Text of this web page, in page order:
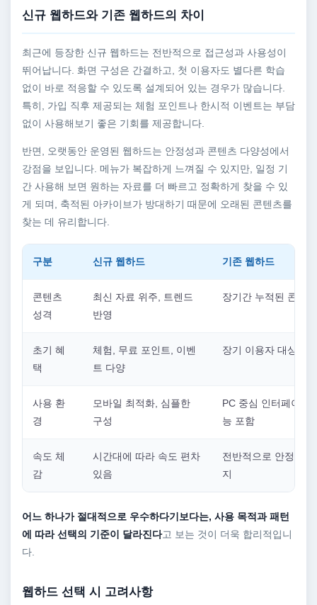
신규 웹하드와 기존 웹하드의 차이
최근에 등장한 신규 웹하드는 전반적으로 접근성과 사용성이
뛰어납니다. 화면 구성은 간결하고, 첫 이용자도 별다른 학습
없이 바로 적응할 수 있도록 설계되어 있는 경우가 많습니다.
특히, 가입 직후 제공되는 체험 포인트나 한시적 이벤트는 부담
없이 사용해보기 좋은 기회를 제공합니다.
반면, 오랫동안 운영된 웹하드는 안정성과 콘텐츠 다양성에서
강점을 보입니다. 메뉴가 복잡하게 느껴질 수 있지만, 일정 기
간 사용해 보면 원하는 자료를 더 빠르고 정확하게 찾을 수 있
게 되며, 축적된 아카이브가 방대하기 때문에 오래된 콘텐츠를
찾는 데 유리합니다.
구분 신규 웹하드 기존 웹하드
콘텐츠
성격
최신 자료 위주, 트렌드
반영
장기간 누적된 콘텐
초기 혜
택
체험, 무료 포인트, 이벤
트 다양
장기 이용자 대상 혜
사용 환
경
모바일 최적화, 심플한
구성
PC 중심 인터페이스,
능 포함
속도 체
감
시간대에 따라 속도 편차
있음
전반적으로 안정적인
지
어느 하나가 절대적으로 우수하다기보다는, 사용 목적과 패턴
에 따라 선택의 기준이 달라진다고 보는 것이 더욱 합리적입니
다.
웹하드 선택 시 고려사항